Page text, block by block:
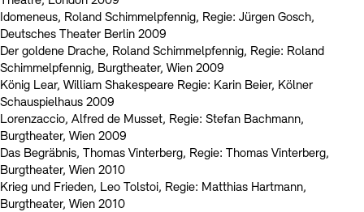
Idomeneus, Roland Schimmelpfennig, Regie: Jürgen Gosch,
Deutsches Theater Berlin 2009
Der goldene Drache, Roland Schimmelpfennig, Regie: Roland
Schimmelpfennig, Burgtheater, Wien 2009
König Lear, William Shakespeare Regie: Karin Beier, Kölner
Schauspielhaus 2009
Lorenzaccio, Alfred de Musset, Regie: Stefan Bachmann,
Burgtheater, Wien 2009
Das Begräbnis, Thomas Vinterberg, Regie: Thomas Vinterberg,
Burgtheater, Wien 2010
Krieg und Frieden, Leo Tolstoi, Regie: Matthias Hartmann,
Burgtheater, Wien 2010